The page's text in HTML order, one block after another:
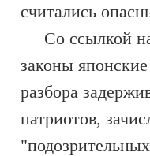
считались
Со ссылкой на
законы
разбора
патриотов,